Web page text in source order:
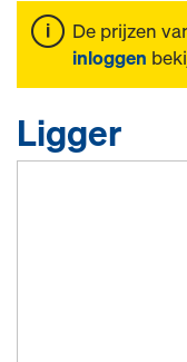
De prijzen
inloggen
Ligger